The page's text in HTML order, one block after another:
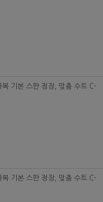
기본 스판 정장, 맞춤 수트 C-
기본 스판 정장, 맞춤 수트 C-